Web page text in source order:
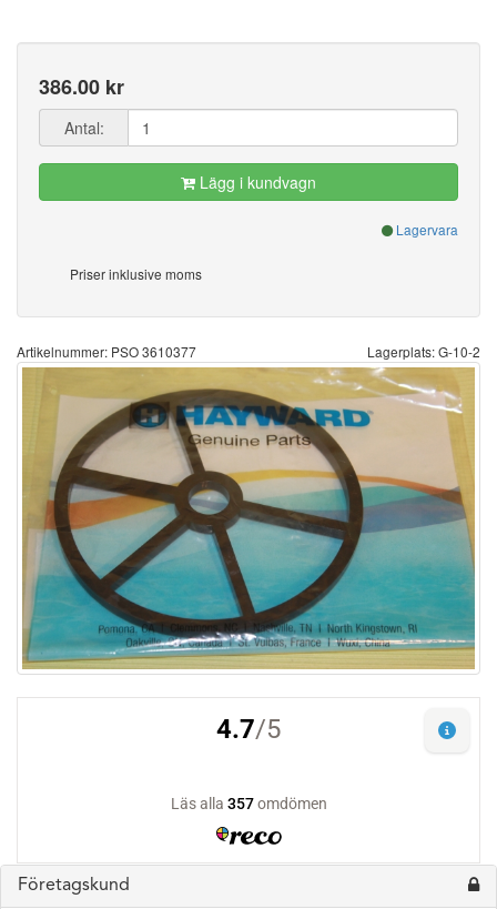
386.00 kr
Antal:
Lägg i kundvagn
Lagervara
Priser inklusive moms
Artikelnummer: PSO 3610377 Lagerplats: G-10-2
Företagskund